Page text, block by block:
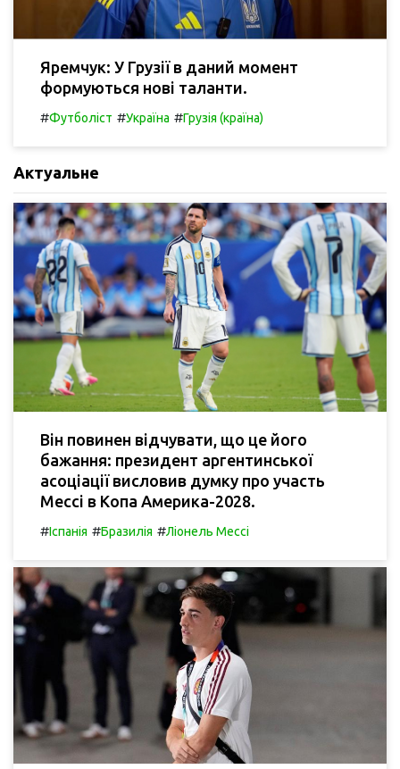
Яремчук: У Грузії в даний момент
формуються нові таланти.
#Футболіст #Україна #Грузія (країна)
Актуальне
Він повинен відчувати, що це його
бажання: президент аргентинської
асоціації висловив думку про участь
Мессі в Копа Америка-2028.
#Іспанія #Бразилія #Ліонель Мессі